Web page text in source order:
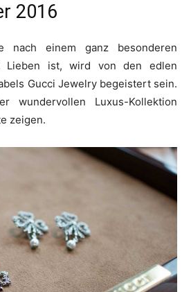
2016
nach einem ganz besonderen
Lieben ist, wird von den edlen
Gucci Jewelry begeistert sein.
wundervollen Luxus-Kollektion
zeigen.